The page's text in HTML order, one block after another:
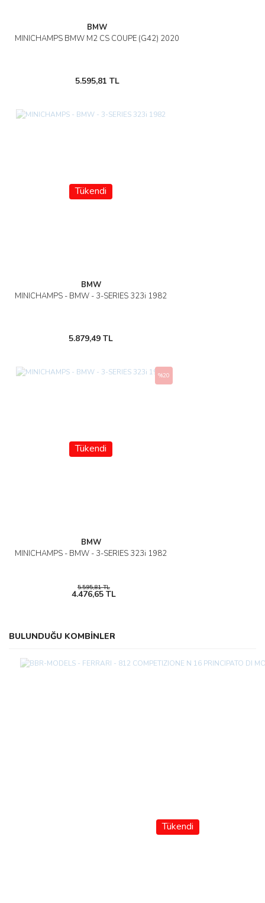
BMW
MINICHAMPS BMW M2 CS COUPE (G42) 2020
5.595,81 TL
Tükendi
BMW
MINICHAMPS - BMW - 3-SERIES 323i 1982
5.879,49 TL
Tükendi
BMW
MINICHAMPS - BMW - 3-SERIES 323i 1982
%20
5.595,81 TL
4.476,65 TL
BULUNDUĞU KOMBİNLER
Tükendi